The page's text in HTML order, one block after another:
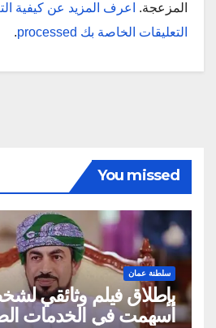
المزعجة.
اعرف المزيد عن كيفية
التعليقات الخاصة بك processed
.
You missed
سلطنة عمان
بإطلاق فيلم وثائقي
أسهمت في الخدمات